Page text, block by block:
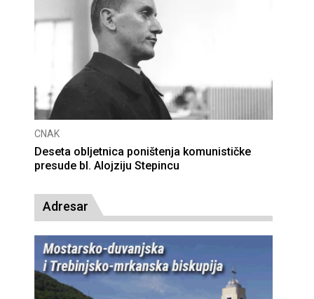
CNAK
Deseta obljetnica poništenja komunističke
presude bl. Alojziju Stepincu
Adresar